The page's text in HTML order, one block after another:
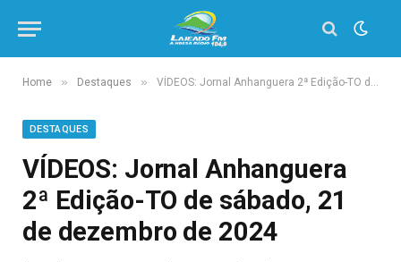
Home » Destaques » VÍDEOS: Jornal Anhanguera 2ª Edição-TO de sábado, 21 de dezembro de 2024
DESTAQUES
VÍDEOS: Jornal Anhanguera
2ª Edição-TO de sábado, 21
de dezembro de 2024